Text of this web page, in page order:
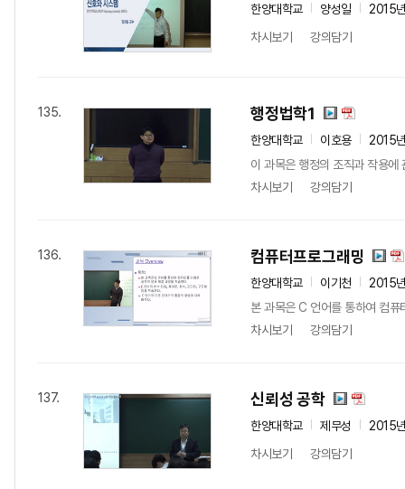
한양대학교 양성일
2015
차시보기
강의담기
135. 행정법학1
한양대학교 이호용
2015
이 과목은 행정의 조직과 작용에
차시보기
강의담기
136. 컴퓨터프로그래밍
한양대학교 이기천
2015
본 과목은 C 언어를 통하여 컴
차시보기
강의담기
137. 신뢰성 공학
한양대학교 제무성
2015
차시보기
강의담기